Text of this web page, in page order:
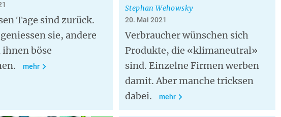
Tage sind zurück.
sie, andere
ihnen böse
mehr
Stephan Wehowsky
20. Mai 2021
Verbraucher wünschen sich
Produkte, die «klimaneutral»
sind. Einzelne Firmen werben
damit. Aber manche tricksen
dabei.
mehr